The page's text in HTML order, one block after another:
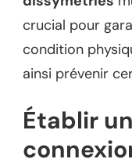
crucial pour
condition
ainsi prévenir
Établir